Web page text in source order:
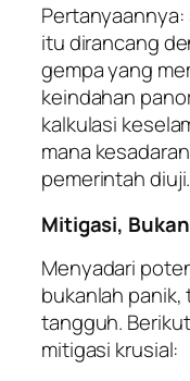
itu dirancang
gempa yang
keindahan
kalkulasi
mana
pemerintah diuji.
Mitigasi,
Menyadari
bukanlah
tangguh.
mitigasi krusial: